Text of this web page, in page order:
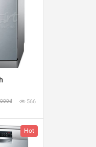
566
Hot